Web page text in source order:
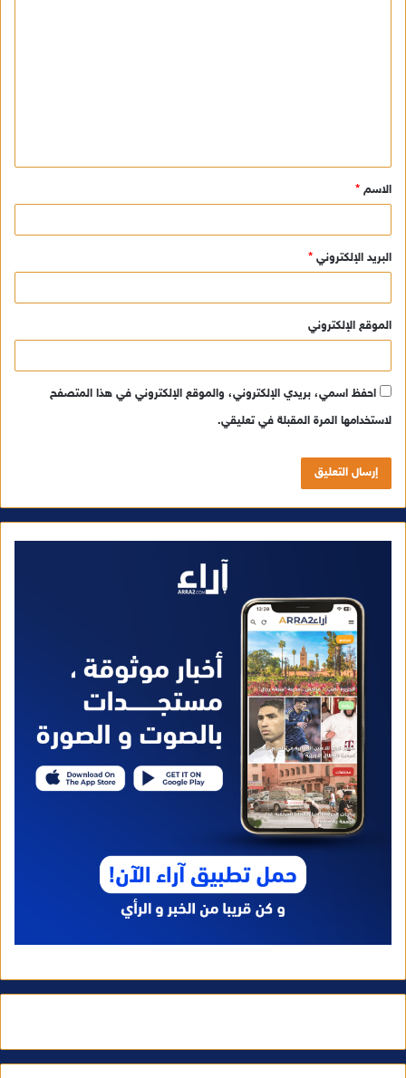
ق
*
الاسم *
البريد الإلكتروني *
الموقع الإلكتروني
احفظ اسمي، بريدي الإلكتروني، والموقع الإلكتروني في هذا المتصفح
لاستخدامها المرة المقبلة في تعليقي.